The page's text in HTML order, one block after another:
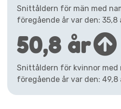
Snittåldern för män med
föregående år var den: 35,8
50,8 år
Snittåldern för kvinnor med
föregående år var den: 49,8